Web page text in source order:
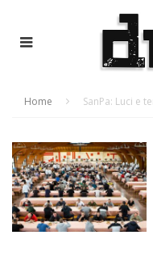
Home SanPa: Luci e